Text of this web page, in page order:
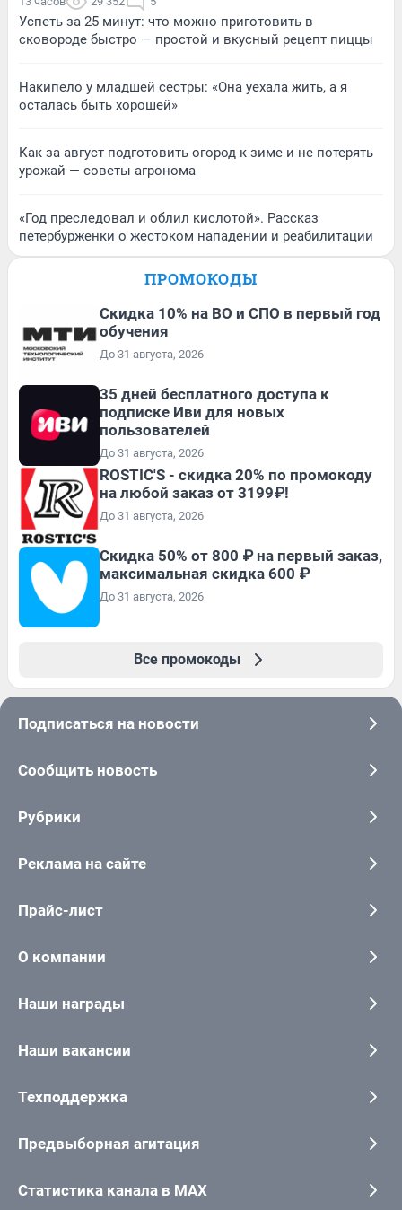
Успеть за 25 минут: что можно приготовить в
сковороде быстро — простой и вкусный рецепт пиццы
Накипело у младшей сестры: «Она уехала жить, а я
осталась быть хорошей»
Как за август подготовить огород к зиме и не потерять
урожай — советы агронома
«Год преследовал и облил кислотой». Рассказ
петербурженки о жестоком нападении и реабилитации
ПРОМОКОДЫ
Скидка 10% на ВО и СПО в первый год
обучения
До 31 августа, 2026
35 дней бесплатного доступа к
подписке Иви для новых
пользователей
До 31 августа, 2026
ROSTIC'S - скидка 20% по промокоду
на любой заказ от 3199₽!
До 31 августа, 2026
Скидка 50% от 800 ₽ на первый заказ,
максимальная скидка 600 ₽
До 31 августа, 2026
Все промокоды
Подписаться на новости
Сообщить новость
Рубрики
Реклама на сайте
Прайс-лист
О компании
Наши награды
Наши вакансии
Техподдержка
Предвыборная агитация
Статистика канала в MAX